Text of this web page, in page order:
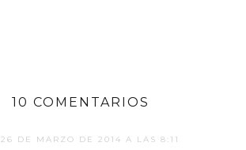
10 COMENTARIOS
26 DE MARZO DE 2014 A LAS 8:11